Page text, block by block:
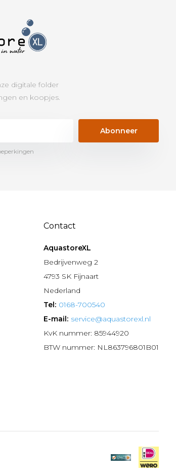
digitale folder
en koopjes.
Abonneer
Contact
AquastoreXL
Bedrijvenweg 2
4793 SK Fijnaart
Nederland
Tel: 0168-700540
E-mail: service@aquastorexl.nl
KvK nummer: 85944920
BTW nummer: NL863796801B01